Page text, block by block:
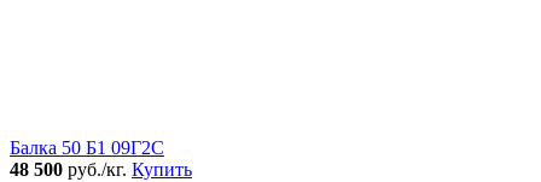
Балка 50 Б1 09Г2С
48 500 руб./кг. Купить